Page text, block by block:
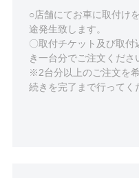
○店舗にてお車に取付け
途発生致します。
〇取付チケット及び取
き一台分でご注文くださ
※2台分以上のご注文を
続きを完了まで行ってく